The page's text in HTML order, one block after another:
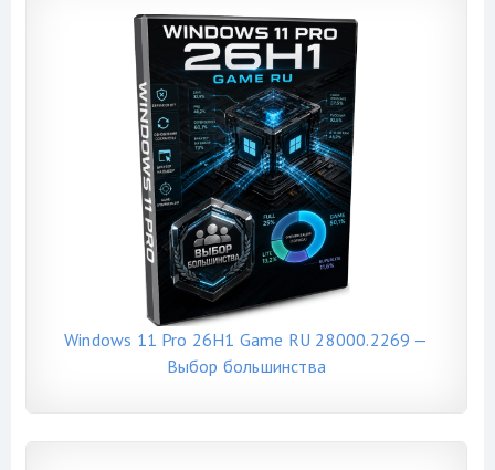
Windows 11 Pro 26H1 Game RU 28000.2269 —
Выбор большинства